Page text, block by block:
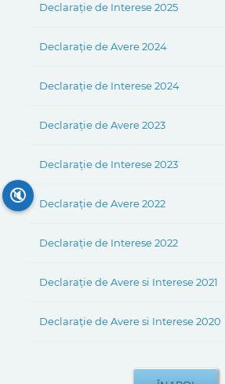
Declarație de Interese 2025
Declarație de Avere 2024
Declarație de Interese 2024
Declarație de Avere 2023
Declarație de Interese 2023
Declarație de Avere 2022
Declarație de Interese 2022
Declarație de Avere si Interese 2021
Declarație de Avere si Interese 2020
🔇